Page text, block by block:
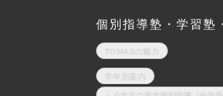
個別指導塾・学習塾
TOMASの魅力
学年別案内